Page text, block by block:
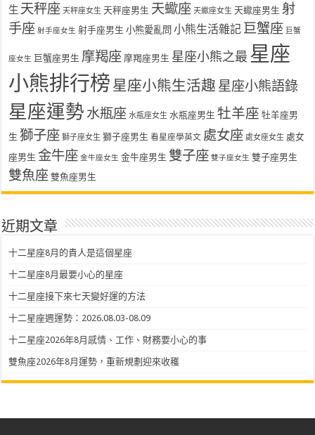
生 天秤座 天秤座女生 天秤座男生 天蠍座 天蠍座女生 天蠍座男生 射
手座 射手座女生 射手座男生 小熊愛亂問 小熊生活雜記 巨蟹座 巨蟹
座女生 巨蟹座男生 摩羯座 摩羯座男生 星座小熊之最 星座
小熊排行榜 星座小熊生活趣 星座小熊語錄
星座運勢 水瓶座 水瓶座女生 水瓶座男生 牡羊座 牡羊座男
生 獅子座 獅子座女生 獅子座男生 看星座學英文 處女座 處女座女生 處女
座男生 金牛座 金牛座女生 金牛座男生 雙子座 雙子座女生 雙子座男生
雙魚座 雙魚座男生
近期文章
十二星座8月的貴人是這個星座
十二星座8月最要小心的星座
十二星座接下來七天變好運的方法
十二星座週運勢：2026.08.03-08.09
十二星座2026年8月感情、工作、財務要小心的事
雙魚座2026年8月運勢，重新規劃迎來收穫